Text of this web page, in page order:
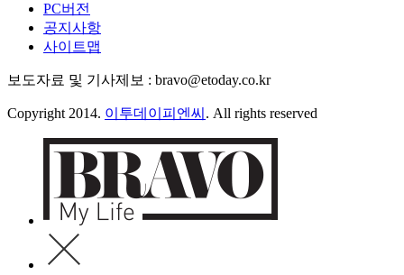
PC버전
공지사항
사이트맵
보도자료 및 기사제보 : bravo@etoday.co.kr
Copyright 2014. 이투데이피엔씨 . All rights reserved